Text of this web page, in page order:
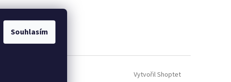
Souhlasím
Vytvořil Shoptet